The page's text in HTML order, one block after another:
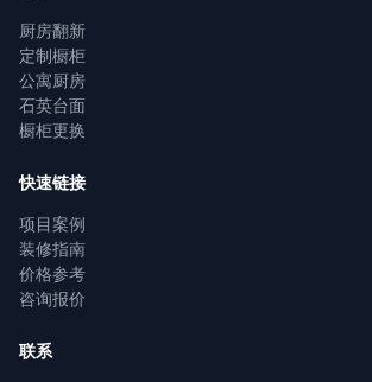
厨房翻新
定制橱柜
公寓厨房
石英台面
橱柜更换
快速链接
项目案例
装修指南
价格参考
咨询报价
联系